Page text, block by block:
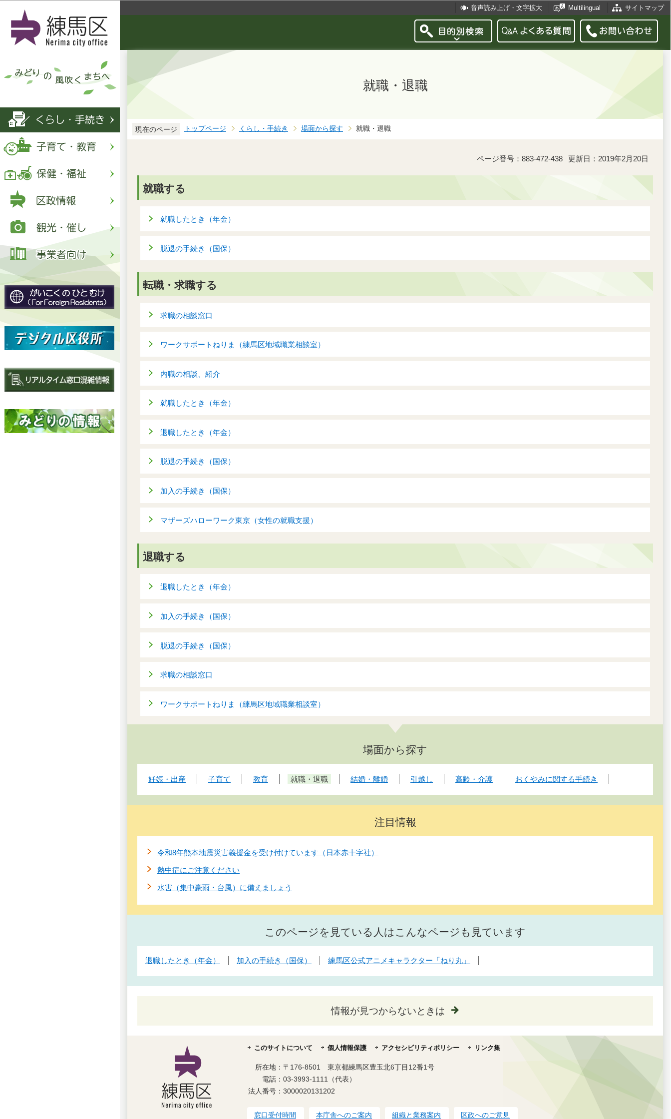
音声読み上げ・文字拡大 Multilingual サイトマップ
就職・退職
現在のページ トップページ くらし・手続き 場面から探す 就職・退職
ページ番号：883-472-438 更新日：2019年2月20日
就職する
就職したとき（年金）
脱退の手続き（国保）
転職・求職する
求職の相談窓口
ワークサポートねりま（練馬区地域職業相談室）
内職の相談、紹介
就職したとき（年金）
退職したとき（年金）
脱退の手続き（国保）
加入の手続き（国保）
マザーズハローワーク東京（女性の就職支援）
退職する
退職したとき（年金）
加入の手続き（国保）
脱退の手続き（国保）
求職の相談窓口
ワークサポートねりま（練馬区地域職業相談室）
場面から探す
妊娠・出産 子育て 教育 就職・退職 結婚・離婚 引越し 高齢・介護 おくやみに関する手続き
注目情報
令和8年熊本地震災害義援金を受け付けています（日本赤十字社）
熱中症にご注意ください
水害（集中豪雨・台風）に備えましょう
このページを見ている人はこんなページも見ています
退職したとき（年金） 加入の手続き（国保） 練馬区公式アニメキャラクター「ねり丸」
情報が見つからないときは
このサイトについて 個人情報保護 アクセシビリティポリシー リンク集
所在地： 〒176-8501 東京都練馬区豊玉北6丁目12番1号
電話： 03-3993-1111（代表）
法人番号： 3000020131202
窓口受付時間 本庁舎へのご案内 組織と業務案内 区政へのご意見